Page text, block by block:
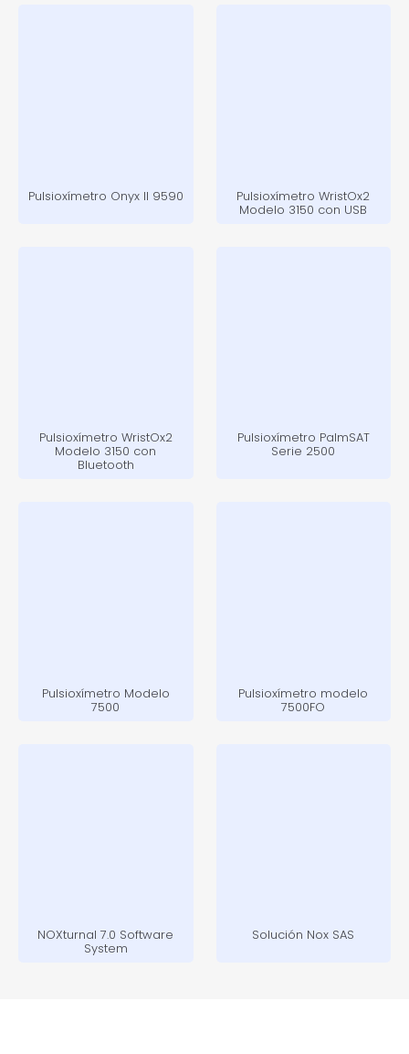
Pulsioxímetro Onyx ll 9590 Pulsioxímetro WristOx2
Modelo 3150 con USB
Pulsioxímetro WristOx2
Modelo 3150 con
Bluetooth
Pulsioxímetro PalmSAT
Serie 2500
Pulsioxímetro Modelo
7500
Pulsioxímetro modelo
7500FO
NOXturnal 7.0 Software
System
Solución Nox SAS